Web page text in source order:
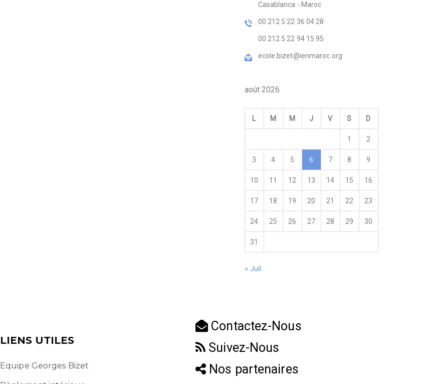
Casablanca - Maroc
00 212 5 22 36 04 28
00 212 5 22 94 15 95
ecole.bizet@ienmaroc.org
août 2026
L M M J V S D
1 2
3 4 5 6 7 8 9
10 11 12 13 14 15 16
17 18 19 20 21 22 23
24 25 26 27 28 29 30
31
« Juil
LIENS UTILES
Equipe Georges Bizet
Contactez-Nous
Suivez-Nous
Nos partenaires